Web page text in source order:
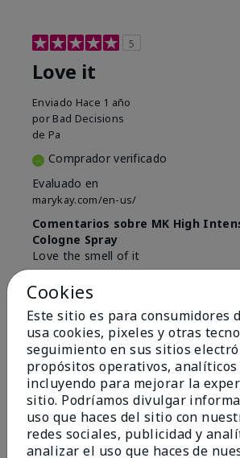
5
Love it
Enviado Hace 1 año
por Bad Decisions
de Pa
Comprador verificado
Evaluado en
marykay.com/en-us/
Comentarios sobre MK High
Cologne Spray
Love the smell of it
Mostrar Traducción
ConclusiónSí, recomendaría a un
¿Le ha resultado útil
opinión?
8 1
Marcar esta opinión
Cookies
Este sitio es para consumidores
usa cookies, pixeles y otras
seguimiento en sus sitios
propósitos operativos, analíticos
incluyendo para mejorar la
sitio. Podríamos divulgar
uso que haces del sitio con
redes sociales, publicidad y
analizar el uso que haces de